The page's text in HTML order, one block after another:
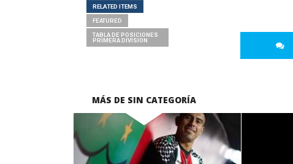
RELATED ITEMS
FEATURED
TABLA DE POSICIONES
PRIMERA DIVISION
MÁS DE SIN CATEGORÍA